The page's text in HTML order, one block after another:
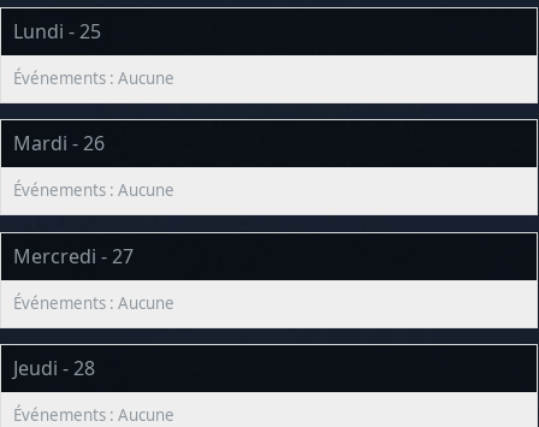
Lundi - 25
Mardi - 26
Mercredi - 27
Jeudi - 28